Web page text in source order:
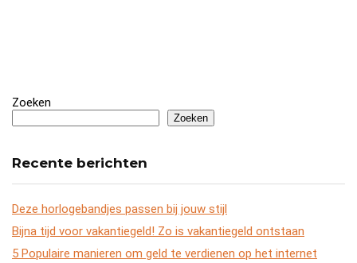
Zoeken
Zoeken
Recente berichten
Deze horlogebandjes passen bij jouw stijl
Bijna tijd voor vakantiegeld! Zo is vakantiegeld ontstaan
5 Populaire manieren om geld te verdienen op het internet